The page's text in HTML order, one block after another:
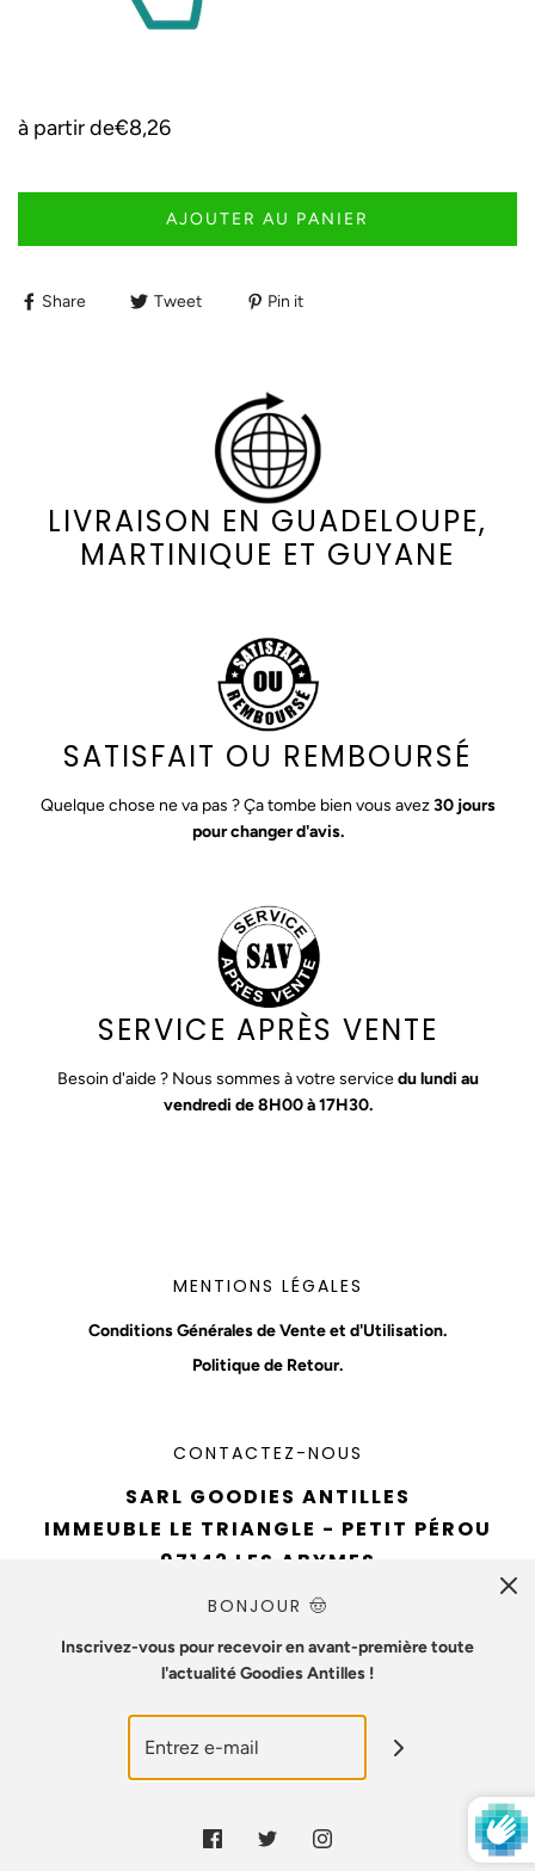
à partir de€8,26
AJOUTER AU PANIER
Share Tweet Pin it
LIVRAISON EN GUADELOUPE,
MARTINIQUE ET GUYANE
SATISFAIT OU REMBOURSÉ
Quelque chose ne va pas ? Ça tombe bien vous avez30 jours
pour changer d'avis.
SERVICE APRÈS VENTE
Besoin d'aide ? Nous sommes à votre servicedu lundi au
vendredi de 8H00 à 17H30.
MENTIONS LÉGALES
Conditions Générales de Vente et d'Utilisation.
Politique de Retour.
CONTACTEZ-NOUS
SARL GOODIES ANTILLES
IMMEUBLE LE TRIANGLE - PETIT PÉROU
97142 LES ABYMES
TÉL : 0690 94 61 93
CONTACT@GOODIESANTILLES.COM
NUMÉRO SIREN : 890715642
BONJOUR 🤠
Inscrivez-vous pour recevoir en avant-première toute
l'actualité Goodies Antilles !